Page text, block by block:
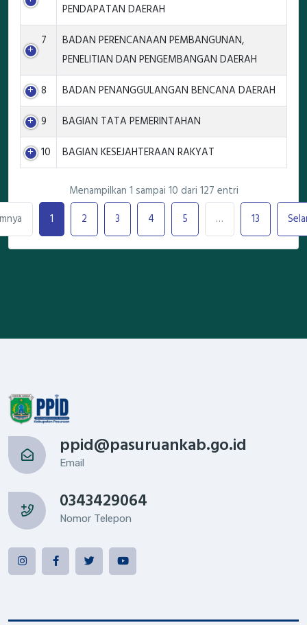
PENDAPATAN DAERAH
7
BADAN PERENCANAAN PEMBANGUNAN,
PENELITIAN DAN PENGEMBANGAN DAERAH
8
BADAN PENANGGULANGAN BENCANA DAERAH
9
BAGIAN TATA PEMERINTAHAN
10
BAGIAN KESEJAHTERAAN RAKYAT
Menampilkan 1 sampai 10 dari 127 entri
1 2 3 4 5 … 13
ppid@pasuruankab.go.id
Email
0343429064
Nomor Telepon